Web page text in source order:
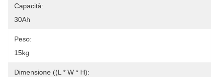
Capacità:
30Ah
Peso:
15kg
Dimensione ((L * W * H):